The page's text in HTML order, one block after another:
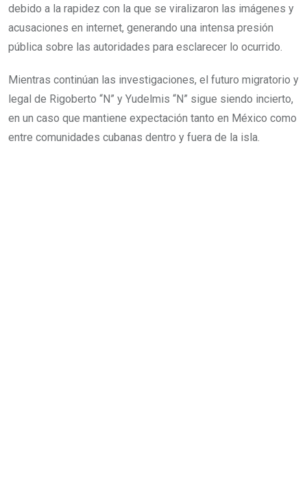
debido a la rapidez con la que se viralizaron las imágenes y
acusaciones en internet, generando una intensa presión
pública sobre las autoridades para esclarecer lo ocurrido.
Mientras continúan las investigaciones, el futuro migratorio y
legal de Rigoberto “N” y Yudelmis “N” sigue siendo incierto,
en un caso que mantiene expectación tanto en México como
entre comunidades cubanas dentro y fuera de la isla.